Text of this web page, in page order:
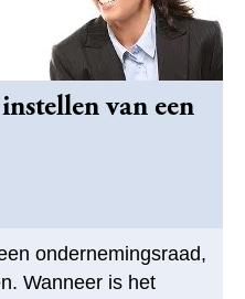
van een
ondernemingsraad,
Wanneer is het